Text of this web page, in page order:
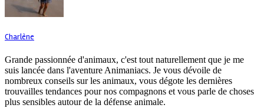
Charlène
Grande passionnée d'animaux, c'est tout naturellement que je me
suis lancée dans l'aventure Animaniacs. Je vous dévoile de
nombreux conseils sur les animaux, vous dégote les dernières
trouvailles tendances pour nos compagnons et vous parle de choses
plus sensibles autour de la défense animale.